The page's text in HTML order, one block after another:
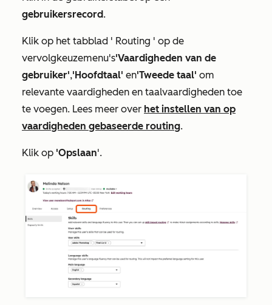
gebruikersrecord.
Klik op het tabblad ' Routing ' op de
vervolgkeuzemenu's'Vaardigheden van de
gebruiker','Hoofdtaal' en'Tweede taal' om
relevante vaardigheden en taalvaardigheden toe
te voegen. Lees meer over het instellen van op
vaardigheden gebaseerde routing.
Klik op 'Opslaan'.